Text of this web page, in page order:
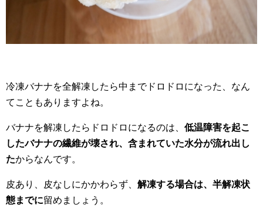
冷凍バナナを全解凍したら中までドロドロになった、なん
てこともありますよね。
バナナを解凍したらドロドロになるのは、 低温障害を起こ
したバナナの繊維が壊され、含まれていた水分が流れ出し
たからなんです。
皮あり、皮なしにかかわらず、 解凍する場合は、半解凍状
態までに留めましょう。